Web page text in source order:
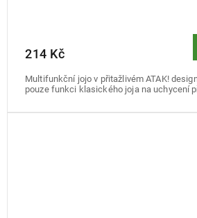
214 Kč
Multifunkční jojo v přitažlivém ATAK!
pouze funkci klasického joja na uchycení